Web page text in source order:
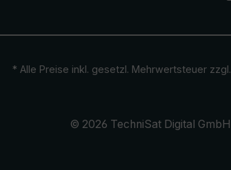
* Alle Preise inkl. gesetzl. Mehrwertsteuer zzgl.
© 2026 TechniSat Digital GmbH